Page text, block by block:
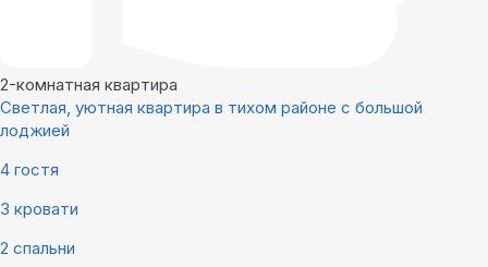
2-комнатная квартира
Светлая, уютная квартира в тихом районе с большой
лоджией
4 гостя
3 кровати
2 спальни